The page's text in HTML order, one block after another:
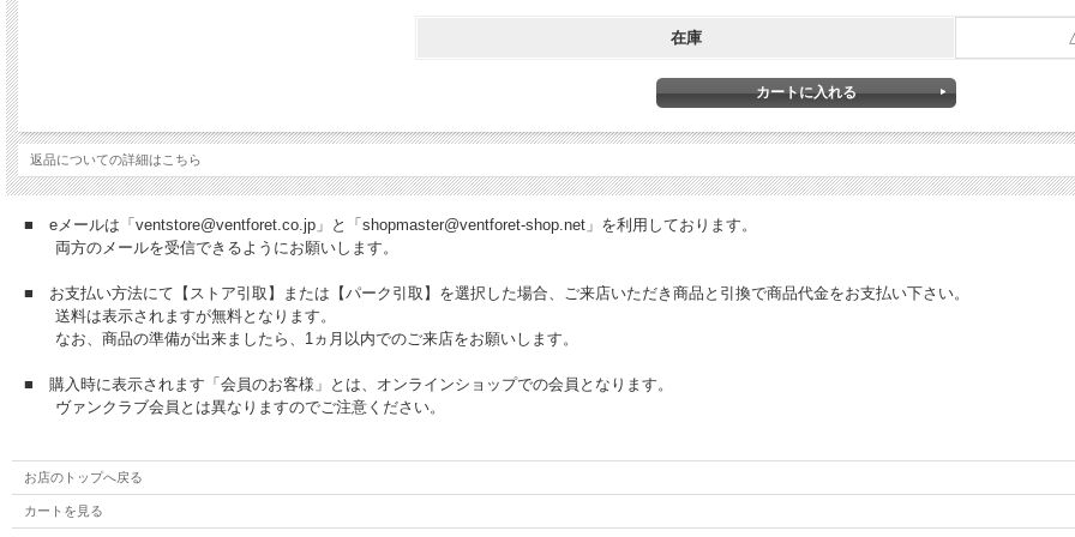
在庫
返品についての詳細はこちら
■ eメールは「ventstore@ventforet.co.jp」と「shopmaster@ventforet-shop.net」を利用しております。
両方のメールを受信できるようにお願いします。
■ お支払い方法にて【ストア引取】または【パーク引取】を選択した場合、ご来店いただき商品と引換で商品代金をお支払い下さい。
送料は表示されますが無料となります。
なお、商品の準備が出来ましたら、1ヵ月以内でのご来店をお願いします。
■ 購入時に表示されます「会員のお客様」とは、オンラインショップでの会員となります。
ヴァンクラブ会員とは異なりますのでご注意ください。
お店のトップへ戻る
カートを見る